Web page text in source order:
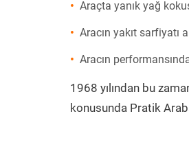
Araçta yanık yağ
Aracın yakıt sarfiyatı
Aracın
1968 yılından bu
konusunda Pratik